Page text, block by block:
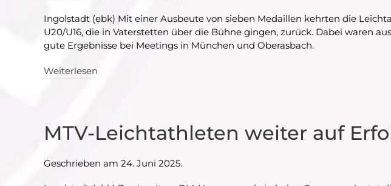
Ingolstadt (ebk) Mit einer Ausbeute von sieben Medaillen kehrten die
U20/U16, die in Vaterstetten über die Bühne gingen, zurück. Dabei waren
gute Ergebnisse bei Meetings in München und Oberasbach.
Weiterlesen
MTV-Leichtathleten weiter auf
Geschrieben am 24. Juni 2025.